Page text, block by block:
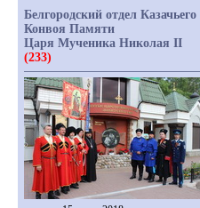
Белгородский отдел Казачьего
Конвоя Памяти
Царя Мученика Николая II
(233)